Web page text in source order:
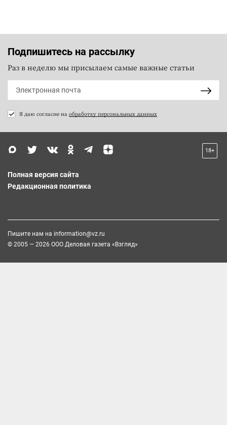
Подпишитесь на рассылку
Раз в неделю мы присылаем самые важные статьи
Я даю согласие на обработку персональных данных
18+
Полная версия сайта
Редакционная политика
Пишите нам на information@vz.ru
© 2005 — 2026 ООО Деловая газета «Взгляд»